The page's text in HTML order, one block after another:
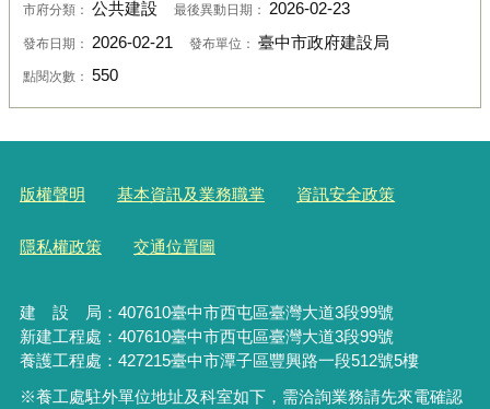
市府分類： 公共建設 最後異動日期： 2026-02-23
發布日期： 2026-02-21 發布單位： 臺中市政府建設局
點閱次數： 550
版權聲明 基本資訊及業務職掌 資訊安全政策
隱私權政策 交通位置圖
建 設 局： 407610臺中市西屯區臺灣大道3段99號
新建工程處：407610臺中市西屯區臺灣大道3段99號
養護工程處：427215臺中市潭子區豐興路一段512號5樓
※養工處駐外單位地址及科室如下，需洽詢業務請先來電確認